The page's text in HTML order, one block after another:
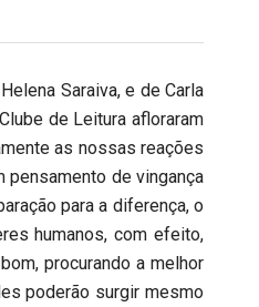
Saraiva, e de Carla
de Leitura afloraram
as nossas reações
de vingança
para a diferença, o
humanos, com efeito,
procurando a melhor
poderão surgir mesmo